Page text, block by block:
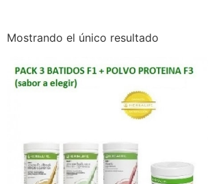
Mostrando el único resultado